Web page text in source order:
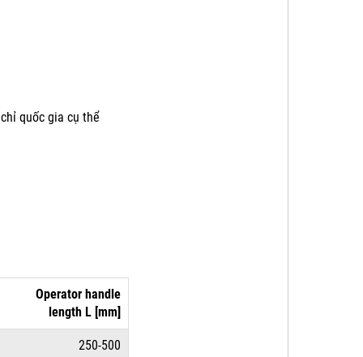
quốc gia cụ thể
Operator handle
length L [mm]
250-500